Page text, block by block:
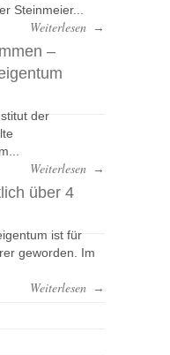
Steinmeier...
Weiterlesen →
–
der
Weiterlesen →
über 4
ist für
geworden. Im
Weiterlesen →